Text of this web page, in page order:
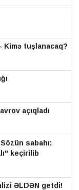
Kimə tuşlanacaq?
açıqladı
sabahı:
keçirilib
ƏLDƏN getdi!